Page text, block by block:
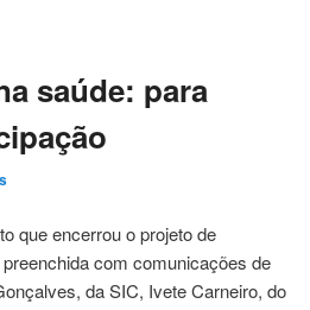
saúde: para
que encerrou o projeto de
com comunicações de
da SIC, Ivete Carneiro, do